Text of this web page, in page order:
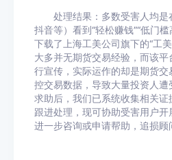
处理结果：多数受害人均是
抖音等）看到“轻松赚钱”“低门
下载了上海工美公司旗下的“工
大多并无期货交易经验，而该平
行宣传，实际运作的却是期货
控交易数据，导致大量投资人
求助后，我们已系统收集相关
跟进处理，现可协助受害用户
进一步咨询或申请帮助，追损